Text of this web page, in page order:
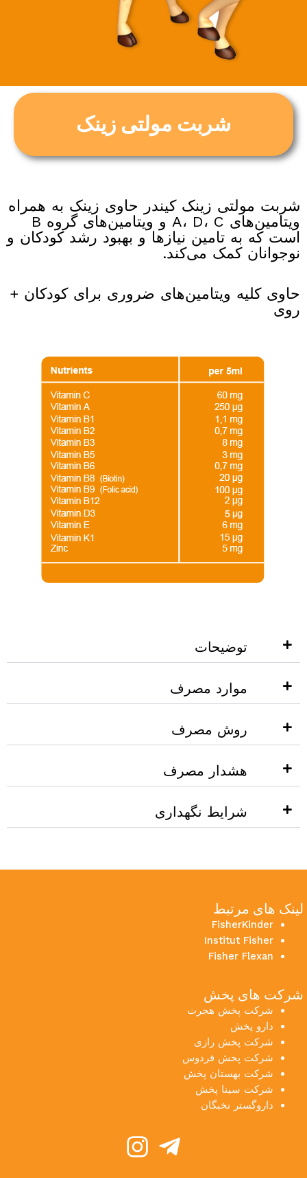
شربت مولتی زینک
شربت مولتی زینک کیندر حاوی زینک به همراه
ویتامین‌های A، D، C و ویتامین‌های گروه B
است که به تامین نیازها و بهبود رشد کودکان و
نوجوانان کمک می‌کند.
حاوی کلیه ویتامین‌های ضروری برای کودکان +
روی
توضیحات
موارد مصرف
روش مصرف
هشدار مصرف
شرایط نگهداری
لینک های مرتبط
FisherKinder
Institut Fisher
Fisher Flexan
شرکت های پخش
شرکت پخش هجرت
دارو پخش
شرکت پخش رازی
شرکت پخش فردوس
شرکت بهستان پخش
شرکت سینا پخش
داروگستر نخبگان